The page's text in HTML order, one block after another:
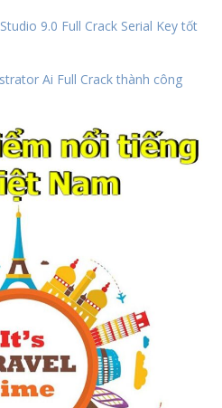
9.0 Full Crack Serial Key tốt
Ai Full Crack thành công